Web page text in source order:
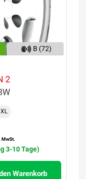
B (72)
2
XL
MwSt.
3-10 Tage)
Warenkorb